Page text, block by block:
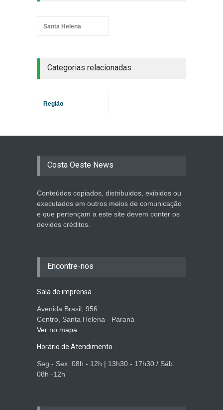
Santa Helena
Categorias relacionadas
Região
Costa Oeste News
Conteúdos copiados, distribuidos, exibidos ou
executados em outros meios de comunicação
e que pertençam a este site devem conter os
devidos créditos.
Encontre-nos
Sala de imprensa
Avenida Brasil, 956
Centro, Santa Helena - Paraná
Ver no mapa
Horário de Atendimento
Seg - Sex: 08h - 12h | 13h30 - 17h30 / Sáb:
08h -12h